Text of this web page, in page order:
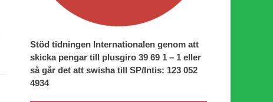
Stöd tidningen Internationalen genom att
skicka pengar till plusgiro 39 69 1 – 1 eller
så går det att swisha till SP/Intis: 123 052
4934